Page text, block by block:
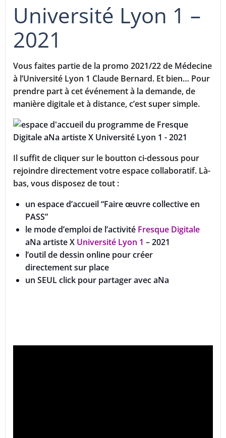
Université Lyon 1 –
2021
Vous faites partie de la promo 2021/22 de Médecine
à l’Université Lyon 1 Claude Bernard. Et bien… Pour
prendre part à cet événement à la demande, de
manière digitale et à distance, c’est super simple.
Il suffit de cliquer sur le boutton ci-dessous pour
rejoindre directement votre espace collaboratif. Là-
bas, vous disposez de tout :
un espace d’accueil “Faire œuvre collective en
PASS”
le mode d’emploi de l’activité Fresque Digitale
aNa artiste X Université Lyon 1 – 2021
l’outil de dessin online pour créer
directement sur place
un SEUL click pour partager avec aNa